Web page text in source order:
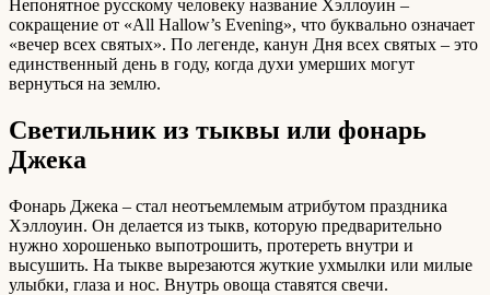
Непонятное русскому человеку название Хэллоуин –
сокращение от «All Hallow’s Evening», что буквально означает
«вечер всех святых». По легенде, канун Дня всех святых – это
единственный день в году, когда духи умерших могут
вернуться на землю.
Светильник из тыквы или фонарь
Джека
Фонарь Джека – стал неотъемлемым атрибутом праздника
Хэллоуин. Он делается из тыкв, которую предварительно
нужно хорошенько выпотрошить, протереть внутри и
высушить. На тыкве вырезаются жуткие ухмылки или милые
улыбки, глаза и нос. Внутрь овоща ставятся свечи.